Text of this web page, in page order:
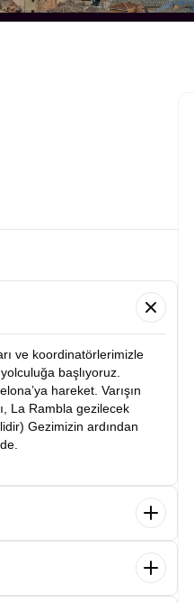
ve koordinatörlerimizle
başlıyoruz.
hareket. Varışın
La Rambla gezilecek
Gezimizin ardından
şehir turumuza